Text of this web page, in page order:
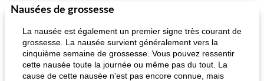
Nausées de grossesse
La nausée est également un premier signe très courant de
grossesse. La nausée survient généralement vers la
cinquième semaine de grossesse. Vous pouvez ressentir
cette nausée toute la journée ou même pas du tout. La
cause de cette nausée n'est pas encore connue, mais